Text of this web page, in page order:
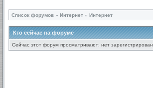
Список форумов » Интернет » Интернет
Кто сейчас на форуме
Сейчас этот форум просматривают: нет